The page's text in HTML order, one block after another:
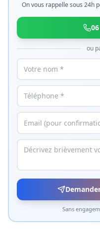
On vous rappelle sous 24h
ou
Sans